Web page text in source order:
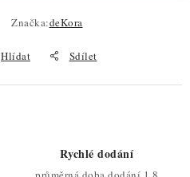
Značka:deKora
Hlídat Sdílet
Rychlé dodání